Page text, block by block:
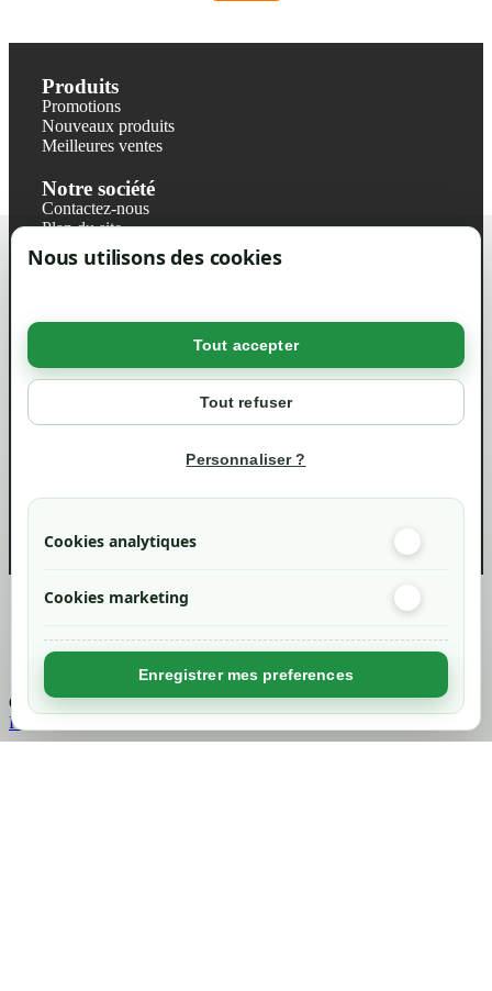
Nous utilisons des cookies
Tout accepter
Tout refuser
Personnaliser ?
Cookies analytiques
Cookies marketing
Enregistrer mes preferences
Produits
Promotions
Nouveaux produits
Meilleures ventes
Notre société
Contactez-nous
Plan du site
Magasin
Mentions légales
Politique de confidentialité RGPD
Votre compte
info@green-tech-shop.com
Created byNageoconcept
Chargement...
Retour en haut